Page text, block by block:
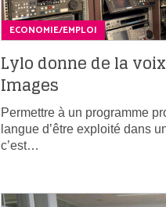
ECONOMIE/EMPLOI
Lylo donne de la
Images
Permettre à un programme
langue d’être exploité dans
c’est…